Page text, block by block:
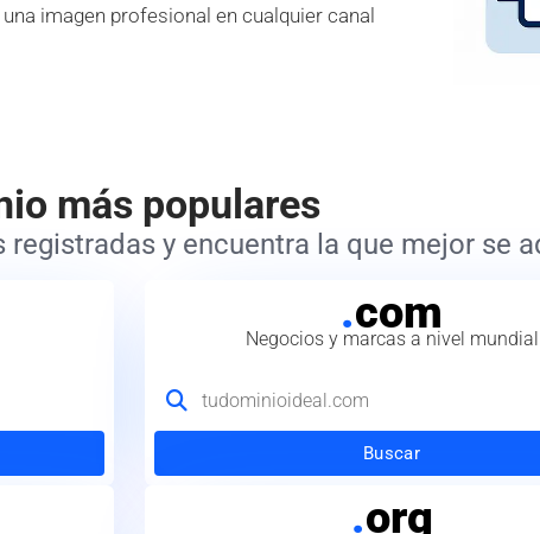
imagen profesional en cualquier canal
más populares
registradas y encuentra la que mejor se
.com
Negocios y marcas a nivel mundial
Buscar
.org